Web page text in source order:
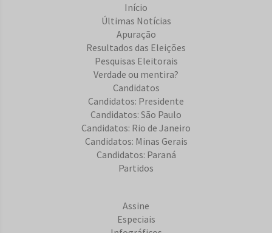
Início
Últimas Notícias
Apuração
Resultados das Eleições
Pesquisas Eleitorais
Verdade ou mentira?
Candidatos
Candidatos: Presidente
Candidatos: São Paulo
Candidatos: Rio de Janeiro
Candidatos: Minas Gerais
Candidatos: Paraná
Partidos
Assine
Especiais